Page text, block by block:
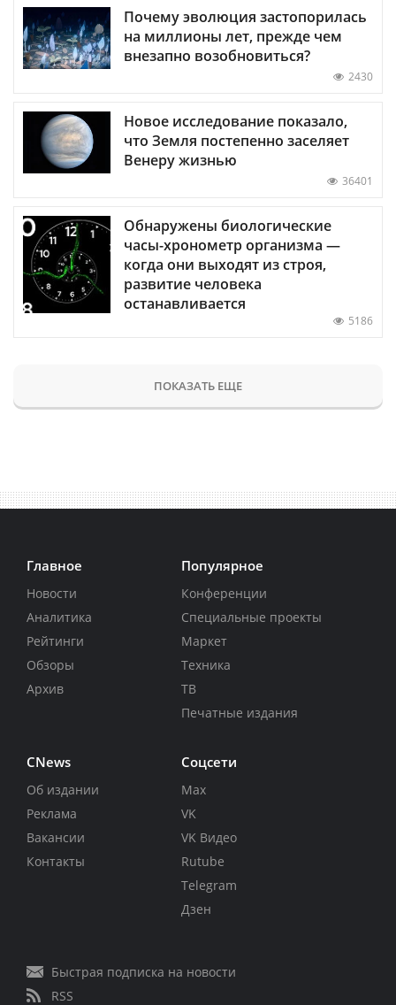
Почему эволюция застопорилась
на миллионы лет, прежде чем
внезапно возобновиться?
2430
Новое исследование показало,
что Земля постепенно заселяет
Венеру жизнью
36401
Обнаружены биологические
часы-хронометр организма —
когда они выходят из строя,
развитие человека
останавливается
5186
ПОКАЗАТЬ ЕЩЕ
Главное
Новости
Аналитика
Рейтинги
Обзоры
Архив
Популярное
Конференции
Специальные проекты
Маркет
Техника
ТВ
Печатные издания
CNews
Об издании
Реклама
Вакансии
Контакты
Соцсети
Max
VK
VK Видео
Rutube
Telegram
Дзен
Быстрая подписка на новости
RSS